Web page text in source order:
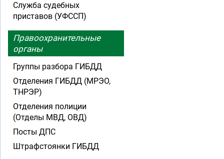
Служба судебных
приставов (УФССП)
Правоохранительные
органы
Группы разбора ГИБДД
Отделения ГИБДД (МРЭО,
ТНРЭР)
Отделения полиции
(Отделы МВД, ОВД)
Посты ДПС
Штрафстоянки ГИБДД